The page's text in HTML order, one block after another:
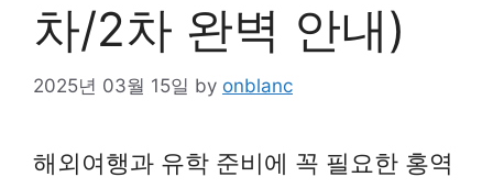
차/2차 완벽 안내)
2025년 03월 15일 by onblanc
해외여행과 유학 준비에 꼭 필요한 홍역